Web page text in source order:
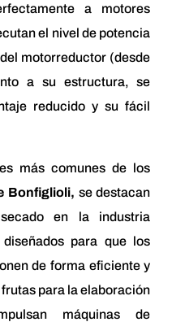
a motores
el nivel de potencia
motorreductor (desde
a su estructura, se
reducido y su fácil
más comunes de los
Bonfiglioli, se destacan
en la industria
para que los
de forma eficiente y
para la elaboración
máquinas de